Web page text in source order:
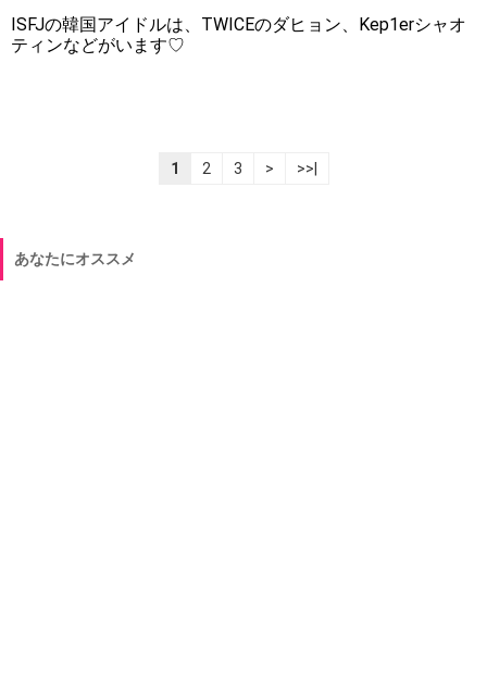
ISFJの韓国アイドルは、TWICEのダヒョン、Kep1erシャオ
ティンなどがいます♡
1 2 3 > >>|
あなたにオススメ